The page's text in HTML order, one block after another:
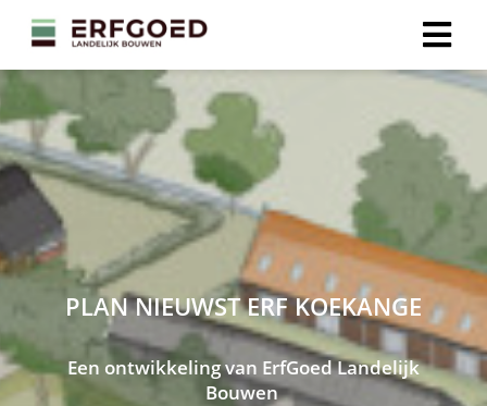
PLAN NIEUWST ERF KOEKANGE
Een ontwikkeling van ErfGoed Landelijk
Bouwen